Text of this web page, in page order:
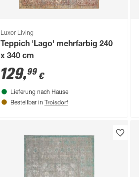
Luxor Living
Teppich 'Lago' mehrfarbig 240
x 340 cm
129,99€
Lieferung nach Hause
Bestellbar in Troisdorf